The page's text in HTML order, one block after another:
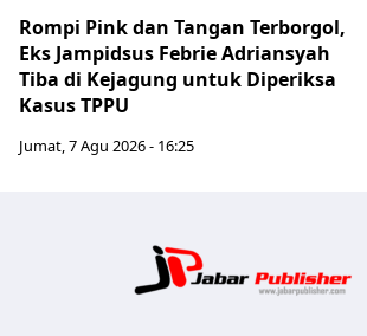
Rompi Pink dan Tangan Terborgol,
Eks Jampidsus Febrie Adriansyah
Tiba di Kejagung untuk Diperiksa
Kasus TPPU
Jumat, 7 Agu 2026 - 16:25